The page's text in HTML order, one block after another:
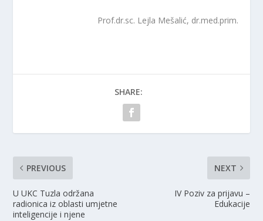
Prof.dr.sc. Lejla Mešalić, dr.med.prim.
SHARE:
PREVIOUS
U UKC Tuzla održana
radionica iz oblasti umjetne
inteligencije i njene
NEXT
IV Poziv za prijavu –
Edukacije